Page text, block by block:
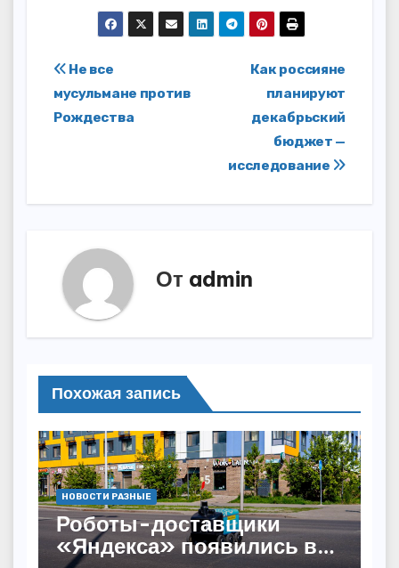
Навигация
по
Как россияне
планируют
декабрьский
бюджет —
исследование
Не все
мусульмане против
Рождества
От admin
Похожая запись
НОВОСТИ РАЗНЫЕ
Роботы-доставщики
«Яндекса» появились в